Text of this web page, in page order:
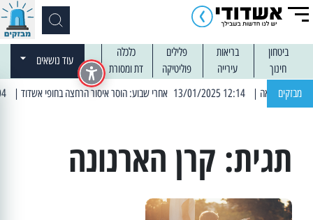
ביטחון בריאות פלילים
כלכלה
חינוך
עירייה פוליטיקה דת ומסורת
עוד נושאים
מבזקים | 12:14 13/01/2025 אחרי שבוע: הוסר איסור הרחצה בחופי אשדוד | 13:04 14/01/2025 עובדים בלילות: עבודות קרצוף וריבוד אספלט
תגית: קרן הארנונה